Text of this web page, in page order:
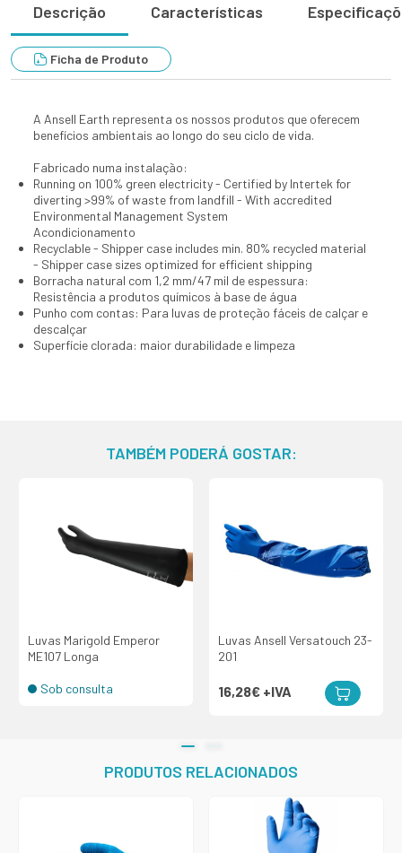
Descrição Características
Ficha de Produto
A Ansell Earth representa os nossos produtos que oferecem
benefícios ambientais ao longo do seu ciclo de vida.
Fabricado numa instalação:
Running on 100% green electricity - Certified by Intertek for
diverting >99% of waste from landfill - With accredited
Environmental Management System
Acondicionamento
Recyclable - Shipper case includes min. 80% recycled material
- Shipper case sizes optimized for efficient shipping
Borracha natural com 1,2 mm/47 mil de espessura:
Resistência a produtos químicos à base de água
Punho com contas: Para luvas de proteção fáceis de calçar e
descalçar
Superfície clorada: maior durabilidade e limpeza
TAMBÉM PODERÁ GOSTAR:
Luvas Marigold Emperor
ME107 Longa
Sob consulta
Luvas Ansell Versatouch 23-
201
16,28€ +IVA
PRODUTOS RELACIONADOS